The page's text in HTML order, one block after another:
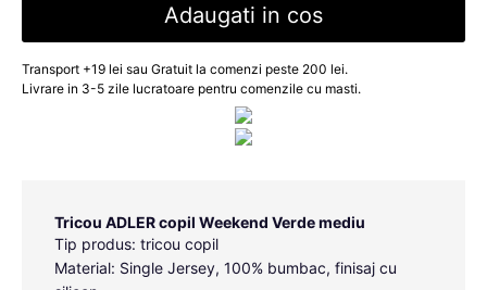
Adaugati in cos
Transport +19 lei sau Gratuit la comenzi peste 200 lei.
Livrare in 3-5 zile lucratoare pentru comenzile cu masti.
Tricou ADLER copil Weekend Verde mediu
Tip produs: tricou copil
Material: Single Jersey, 100% bumbac, finisaj cu